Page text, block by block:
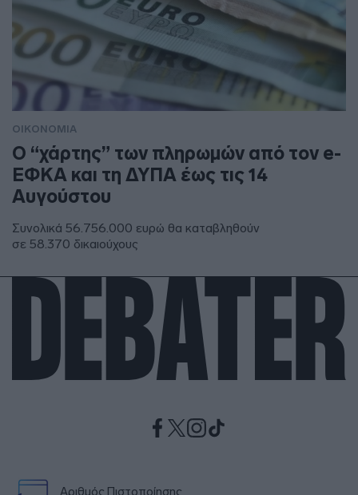
ΟΙΚΟΝΟΜΙΑ
Ο “χάρτης” των πληρωμών από τον e-
ΕΦΚΑ και τη ΔΥΠΑ έως τις 14
Αυγούστου
Συνολικά 56.756.000 ευρώ θα καταβληθούν
σε 58.370 δικαιούχους
Αριθμός Πιστοποίησης